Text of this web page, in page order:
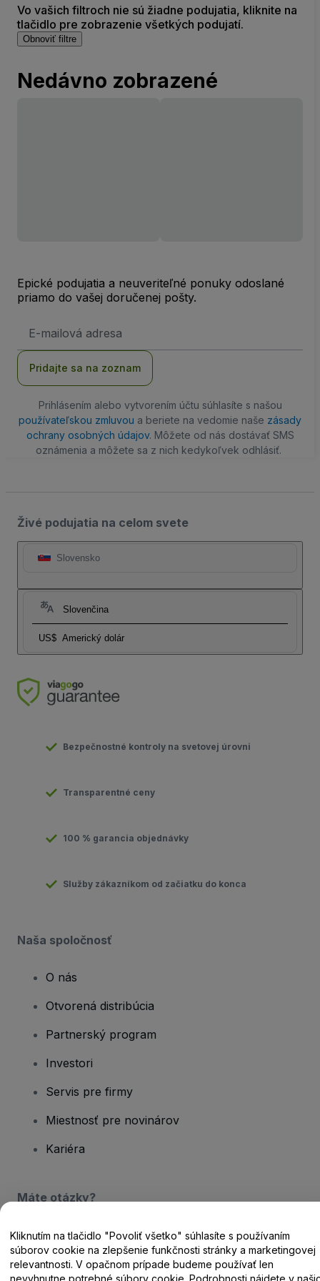
Vo vašich filtroch nie sú žiadne podujatia, kliknite na
tlačidlo pre zobrazenie všetkých podujatí.
Obnoviť filtre
Nedávno zobrazené
Epické podujatia a neuveriteľné ponuky odoslané
priamo do vašej doručenej pošty.
mailová
Pridajte sa na zoznam
Prihlásením alebo vytvorením účtu súhlasíte s našou
používateľskou zmluvou a beriete na vedomie naše zásady
ochrany osobných údajov. Môžete od nás dostávať SMS
oznámenia a môžete sa z nich kedykoľvek odhlásiť.
Živé podujatia na celom svete
Slovensko
Slovenčina
US$ Americký dolár
Bezpečnostné kontroly na svetovej úrovni
Transparentné ceny
100 % garancia objednávky
Služby zákazníkom od začiatku do konca
Naša spoločnosť
O nás
Otvorená distribúcia
Partnerský program
Investori
Servis pre firmy
Miestnosť pre novinárov
Kariéra
Máte otázky?
Centrum pomoci / Kontaktujte nás
Kliknutím na tlačidlo "Povoliť všetko" súhlasíte s používaním
súborov cookie na zlepšenie funkčnosti stránky a marketingovej
relevantnosti. V opačnom prípade budeme používať len
nevyhnutne potrebné súbory cookie. Podrobnosti nájdete v